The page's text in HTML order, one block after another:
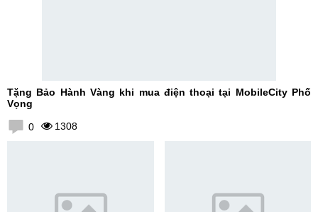
Tặng Bảo Hành Vàng khi mua điện thoại tại MobileCity Phố
Vọng
0 1308